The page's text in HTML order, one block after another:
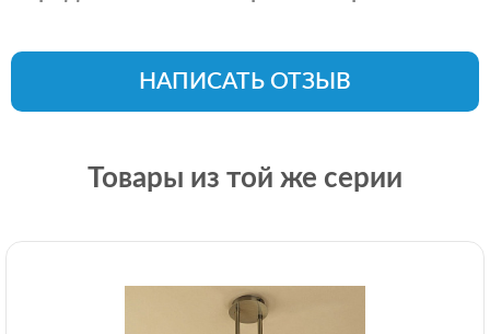
НАПИСАТЬ ОТЗЫВ
Товары из той же серии